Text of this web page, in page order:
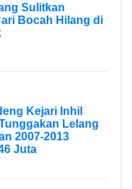
Sulitkan
Bocah Hilang di
Kejari Inhil
Lelang
2007-2013
Juta